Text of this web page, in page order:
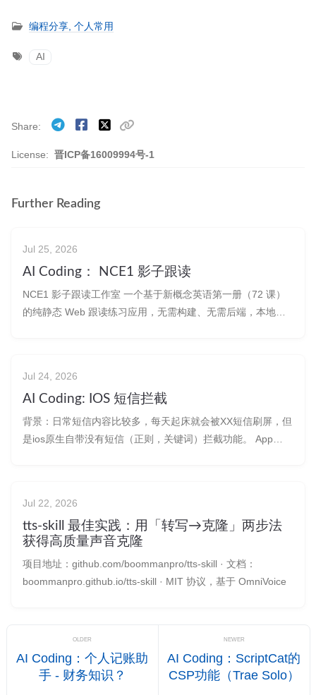
编程分享, 个人常用
AI
License: 晋ICP备16009994号-1
Share
Further Reading
Jul 25, 2026
AI Coding： NCE1 影子跟读
NCE1 影子跟读工作室 一个基于新概念英语第一册（72 课）
的纯静态 Web 跟读练习应用，无需构建、无需后端，本地服
Jul 24, 2026
AI Coding: IOS 短信拦截
背景：日常短信内容比较多，每天起床就会被XX短信刷屏，但
是ios原生自带没有短信（正则，关键词）拦截功能。 App
起改
Jul 22, 2026
tts-skill 最佳实践：用「转写→克隆」两步法
获得高质量声音克隆
项目地址：github.com/boommanpro/tts-skill · 文档：
boommanpro.github.io/tts-skill · MIT 协议，基于 OmniVoice
OLDER
AI Coding：个人记账助
手 - 财务知识？
NEWER
AI Coding：ScriptCat的
CSP功能（Trae Solo）